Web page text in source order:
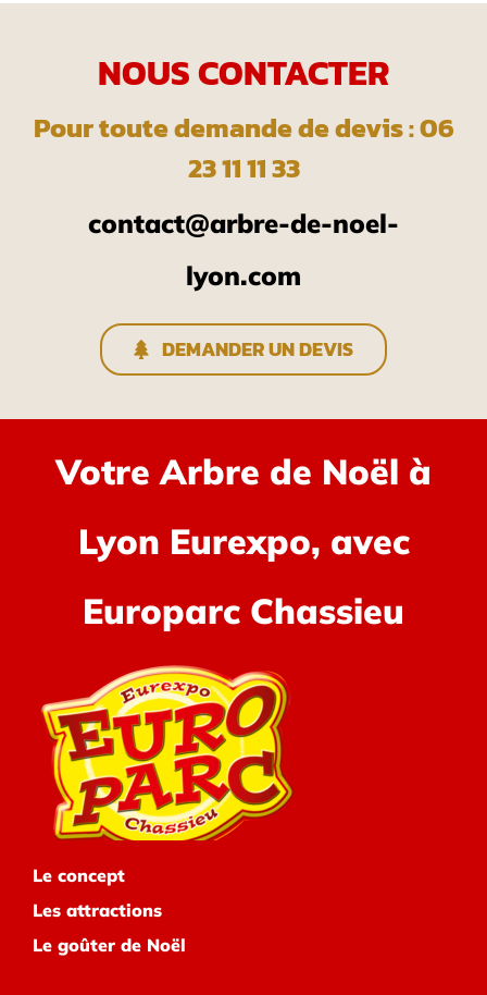
NOUS CONTACTER
Pour toute demande de devis : 06
23 11 11 33
contact@arbre-de-noel-
lyon.com
DEMANDER UN DEVIS
Votre Arbre de Noël à
Lyon Eurexpo, avec
Europarc Chassieu
Le concept
Les attractions
Le goûter de Noël